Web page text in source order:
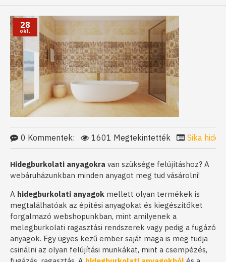
28
okt.
0 Kommentek: 1601 Megtekintették Sika
Hidegburkolati anyagokra van szüksége felújításhoz? A
webáruházunkban minden anyagot meg tud vásárolni!
A hidegburkolati anyagok mellett olyan termékek is
megtalálhatóak az építési anyagokat és kiegészítőket
forgalmazó webshopunkban, mint amilyenek a
melegburkolati ragasztási rendszerek vagy pedig a fugázó
anyagok. Egy ügyes kezű ember saját maga is meg tudja
csinálni az olyan felújítási munkákat, mint a csempézés,